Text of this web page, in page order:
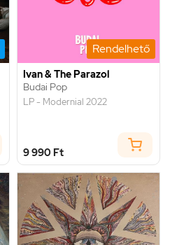
Rendelhető
Ivan & The Parazol
Budai Pop
LP - Modernial 2022
9 990 Ft